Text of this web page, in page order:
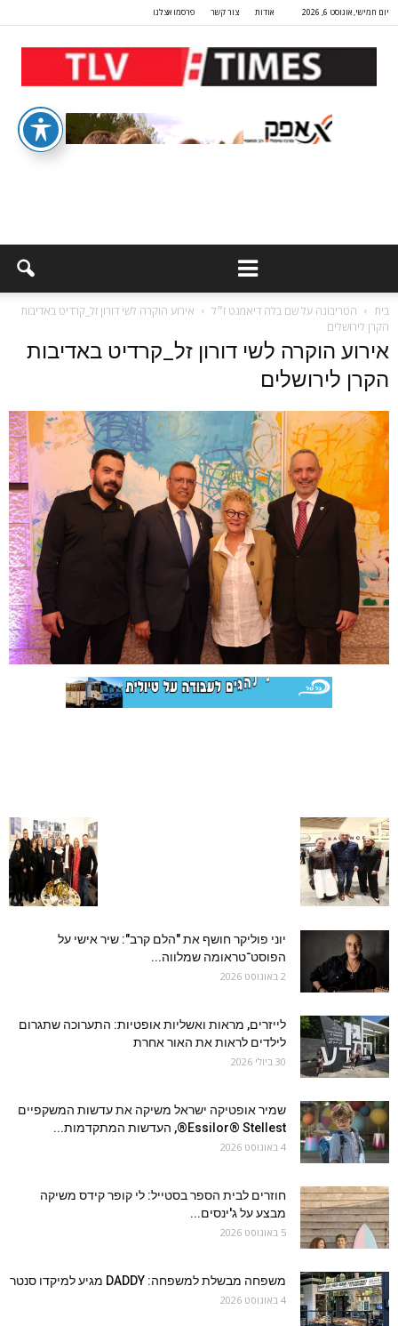
יום חמישי, אוגוסט 6, 2026 אודות צור קשר פרסמו אצלנו
בית הטריבונה על שם בלה דיאמנט ז״ל
אירוע הוקרה לשי דורון זל_קרדיט באדיבות
הקרן לירושלים
אירוע הוקרה לשי דורון זל_קרדיט באדיבות
הקרן לירושלים
יוני פוליקר חושף את "הלם קרב": שיר אישי על
הפוסט־טראומה שמלווה...
2 באוגוסט 2026
לייזרים, מראות ואשליות אופטיות: התערוכה שתגרום
לילדים לראות את האור אחרת
30 ביולי 2026
שמיר אופטיקה ישראל משיקה את עדשות המשקפיים
Essilor® Stellest®, העדשות המתקדמות...
4 באוגוסט 2026
חוזרים לבית הספר בסטייל: לי קופר קידס משיקה
מבצע על ג'ינסים...
5 באוגוסט 2026
משפחה מבשלת למשפחה: DADDY מגיע למיקדו סנטר
4 באוגוסט 2026